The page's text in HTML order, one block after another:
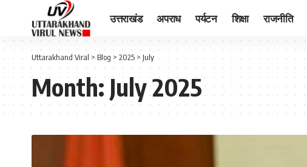
उत्तराखंड अपराध पर्यटन शिक्षा राजनीति
Uttarakhand Viral >Blog > 2025 >July
Month:July 2025